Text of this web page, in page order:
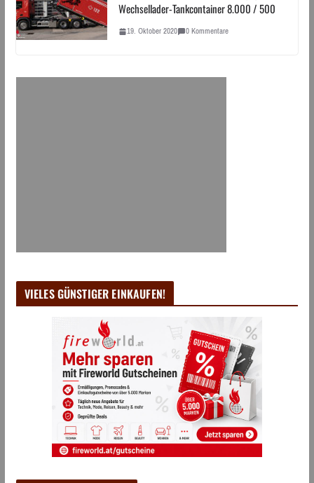
Wechsellader-Tankcontainer 8.000 / 500
19. Oktober 2020 0 Kommentare
VIELES GÜNSTIGER EINKAUFEN!